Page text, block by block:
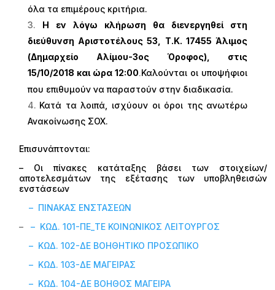
όλα τα επιμέρους κριτήρια.
Η εν λόγω κλήρωση θα διενεργηθεί στη
διεύθυνση Αριστοτέλους 53, Τ.Κ. 17455 Άλιμος
(Δημαρχείο Αλίμου-3ος Όροφος), στις
15/10/2018 και ώρα 12:00.Καλούνται οι υποψήφιοι
που επιθυμούν να παραστούν στην διαδικασία.
Κατά τα λοιπά, ισχύουν οι όροι της ανωτέρω
Ανακοίνωσης ΣΟΧ.
Επισυνάπτονται:
– Οι πίνακες κατάταξης βάσει των στοιχείων/
αποτελεσμάτων της εξέτασης των υποβληθεισών
ενστάσεων
– ΠΙΝΑΚΑΣ ΕΝΣΤΑΣΕΩΝ
–
– ΚΩΔ. 101-ΠΕ_ΤΕ ΚΟΙΝΩΝΙΚΟΣ ΛΕΙΤΟΥΡΓΟΣ
– ΚΩΔ. 102-ΔΕ ΒΟΗΘΗΤΙΚΟ ΠΡΟΣΩΠΙΚO
– ΚΩΔ. 103-ΔΕ ΜΑΓΕΙΡΑΣ
– ΚΩΔ. 104-ΔΕ ΒΟΗΘΟΣ ΜΑΓΕΙΡΑ